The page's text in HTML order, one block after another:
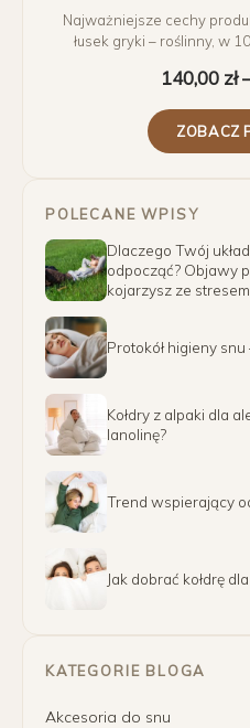
Najważniejsze cechy
łusek gryki – roślinny, w
140,00 zł
ZOBACZ
POLECANE WPISY
Dlaczego Twój
odpocząć? Objawy
kojarzysz ze stresem
Protokół higieny
Kołdry z alpaki dla
lanolinę?
Trend wspierający
Jak dobrać kołdrę
KATEGORIE BLOGA
Akcesoria do snu